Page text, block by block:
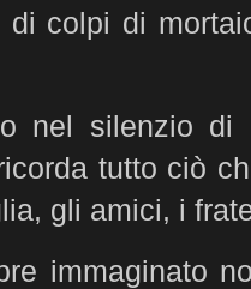
di colpi di
nel silenzio di
tutto ciò
gli amici, i
immaginato